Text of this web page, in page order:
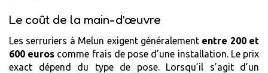
Le coût de la main-d’œuvre
Les serruriers à Melun exigent généralement entre 200 et
600 euros comme frais de pose d’une installation. Le prix
exact dépend du type de pose. Lorsqu’il s’agit d’un